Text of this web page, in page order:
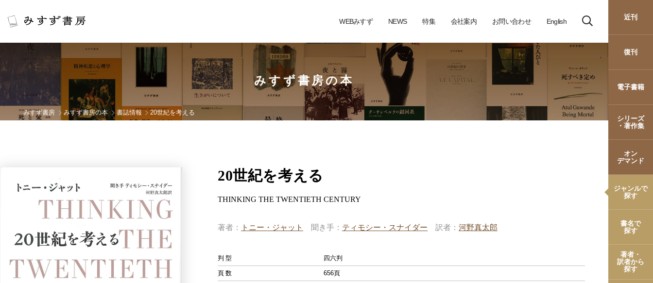
WEBみすず NEWS 特集 会社案内 お問い合わせ English
近刊
復刊
電子書籍
シリーズ
・著作集
オン
デマンド
ジャンルで
探す
書名で
探す
著者・
訳者から
探す
みすず書房の本
みすず書房 みすず書房の本 書誌情報 20世紀を考える
20世紀を考える
THINKING THE TWENTIETH CENTURY
著者 トニー・ジャット 聞き手 ティモシー・スナイダー 訳者 河野真太郎
判型 四六判
頁数 656頁